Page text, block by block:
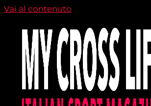
Vai al contenuto